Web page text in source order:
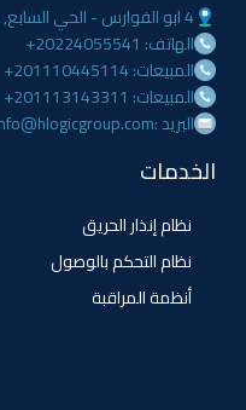
4 ابو الفوارس - الحي السابع, مدينة نصر، القاهرة، مصر
الهاتف: 20224055541+
المبيعات: 201110445114+
المبيعات: 201113143311+
البريد :info@hlogicgroup.com
الخدمات
نظام إنذار الحريق
نظام التحكم بالوصول
أنظمة المراقبة